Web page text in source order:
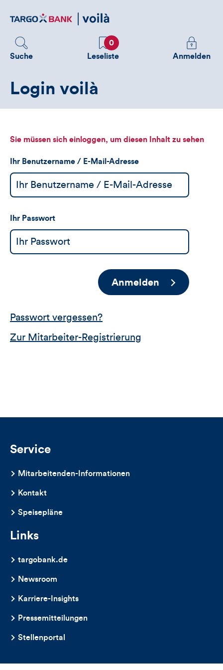
zum
Suche
Favoriten
0
Leseliste
Melden
Sie
sehen
Anmelden
Login voilà
Sie müssen sich einloggen, um diesen Inhalt zu sehen
Ihr Benutzername / E-Mail-Adresse
Ihr Passwort
Anmelden
Passwort vergessen?
Zur Mitarbeiter-Registrierung
Service
Mitarbeitenden-Informationen
Kontakt
Speisepläne
Links
targobank.de
Newsroom
Karriere-Insights
Pressemitteilungen
Stellenportal